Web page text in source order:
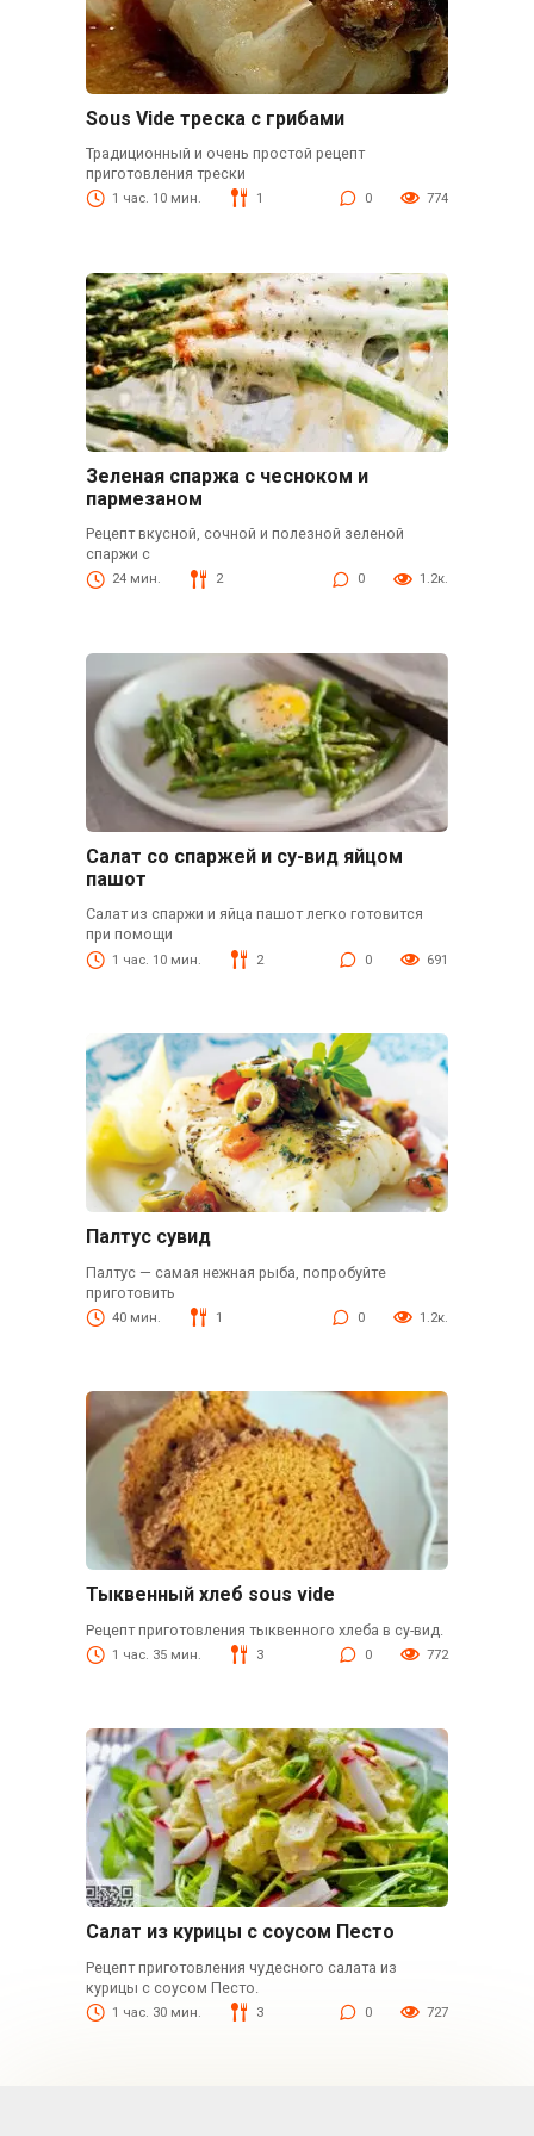
Sous Vide треска с грибами
Традиционный и очень простой рецепт
приготовления трески
1 час. 10 мин. 1 0 774
Зеленая спаржа с чесноком и
пармезаном
Рецепт вкусной, сочной и полезной зеленой
спаржи с
24 мин. 2 0 1.2к.
Салат со спаржей и су-вид яйцом
пашот
Салат из спаржи и яйца пашот легко готовится
при помощи
1 час. 10 мин. 2 0 691
Палтус сувид
Палтус — самая нежная рыба, попробуйте
приготовить
40 мин. 1 0 1.2к.
Тыквенный хлеб sous vide
Рецепт приготовления тыквенного хлеба в су-вид.
1 час. 35 мин. 3 0 772
Салат из курицы с соусом Песто
Рецепт приготовления чудесного салата из
курицы с соусом Песто.
1 час. 30 мин. 3 0 727